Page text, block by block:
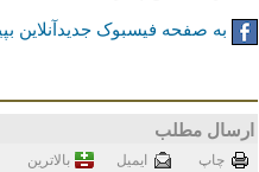
به صفحه فیسبوک جدیدآنلاین
ارسال مطلب
چاپ ايميل بالاترین